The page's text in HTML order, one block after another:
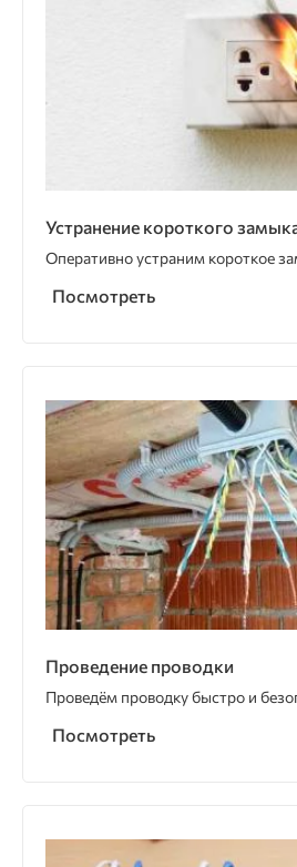
Устранение короткого
Оперативно устраним короткое
Посмотреть
Проведение проводки
Проведём проводку быстро и
Посмотреть